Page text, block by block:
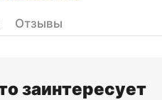
Отзывы
заинтересует